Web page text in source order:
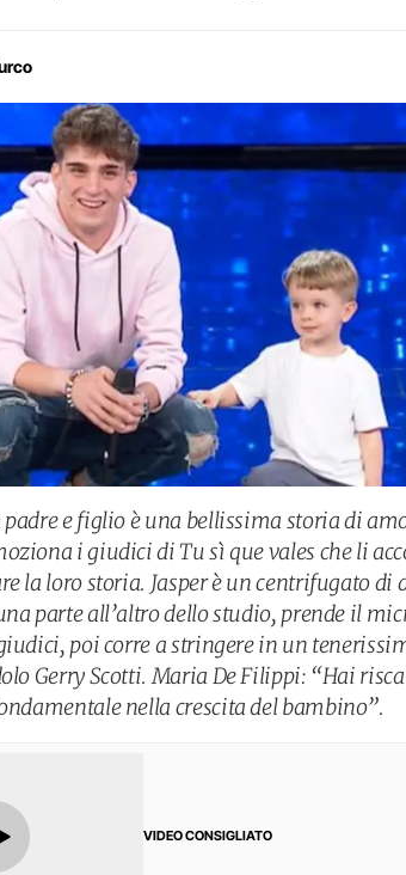
e figlio è una bellissima storia di
i giudici di Tu sì que vales che li
la loro storia. Jasper è un centrifugato di
parte all’altro dello studio, prende il
poi corre a stringere in un
Gerry Scotti. Maria De Filippi: “Hai
nella crescita del bambino”.
VIDEO CONSIGLIATO